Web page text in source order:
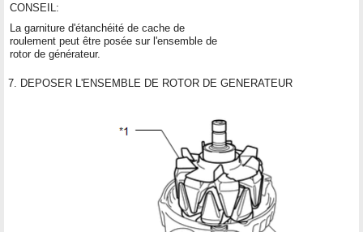
CONSEIL:
La garniture d'étanchéité de cache de
roulement peut être posée sur l'ensemble de
rotor de générateur.
7. DEPOSER L'ENSEMBLE DE ROTOR DE GENERATEUR